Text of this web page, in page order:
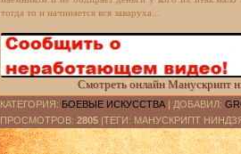
тогда то и начинается вся заваруха...
Смотреть онлайн Манускрипт
КАТЕГОРИЯ: БОЕВЫЕ ИСКУССТВА | ДОБАВИЛ:
ПРОСМОТРОВ: 2805 |ТЕГИ: МАНУСКРИПТ